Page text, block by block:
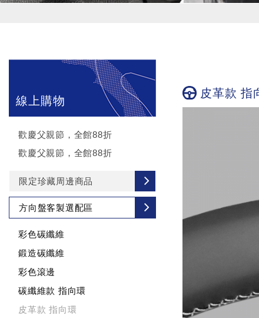
線上購物
歡慶父親節，全館88折
歡慶父親節，全館88折
限定珍藏周邊商品
方向盤客製選配區
彩色碳纖維
鍛造碳纖維
彩色滾邊
碳纖維款 指向環
皮革款 指向環
皮革款 指